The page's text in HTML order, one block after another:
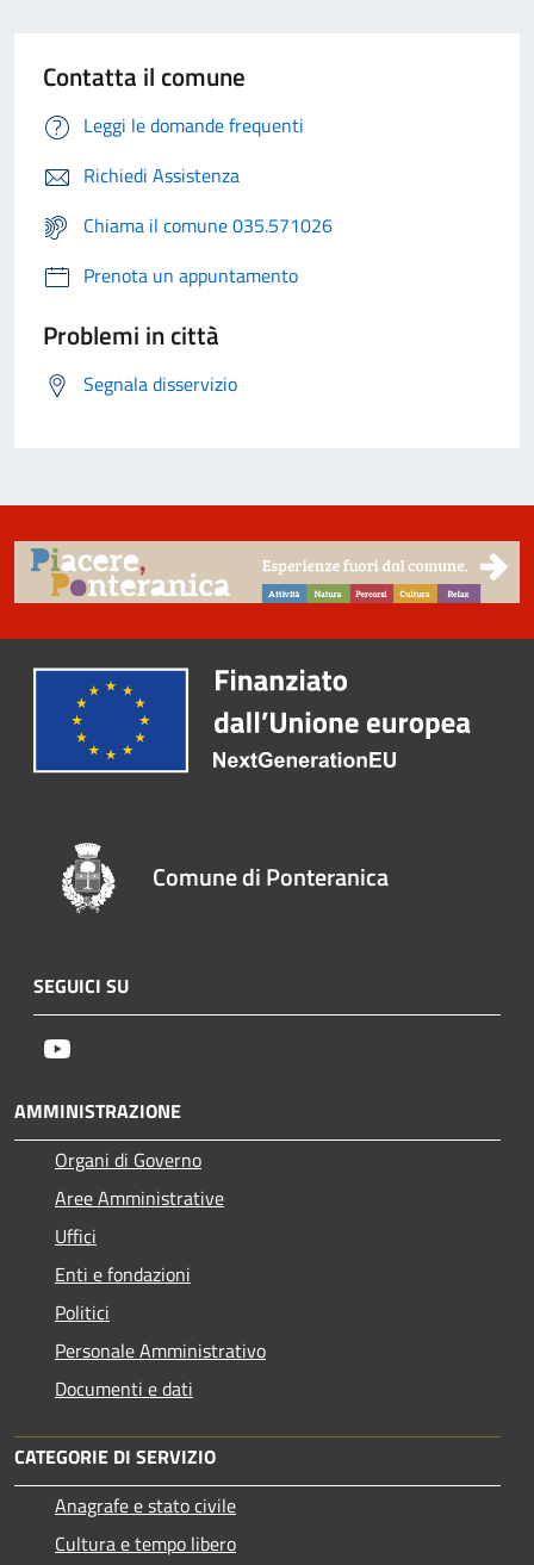
Contatta il comune
Leggi le domande frequenti
Richiedi Assistenza
Chiama il comune 035.571026
Prenota un appuntamento
Problemi in città
Segnala disservizio
Comune di Ponteranica
SEGUICI SU
AMMINISTRAZIONE
Organi di Governo
Aree Amministrative
Uffici
Enti e fondazioni
Politici
Personale Amministrativo
Documenti e dati
CATEGORIE DI SERVIZIO
Anagrafe e stato civile
Cultura e tempo libero